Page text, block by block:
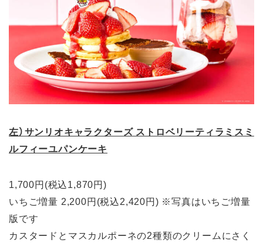
左）サンリオキャラクターズ ストロベリーティラミスミ
ルフィーユパンケーキ
1,700円(税込1,870円)
いちご増量 2,200円(税込2,420円) ※写真はいちご増量
版です
カスタードとマスカルポーネの2種類のクリームにさく